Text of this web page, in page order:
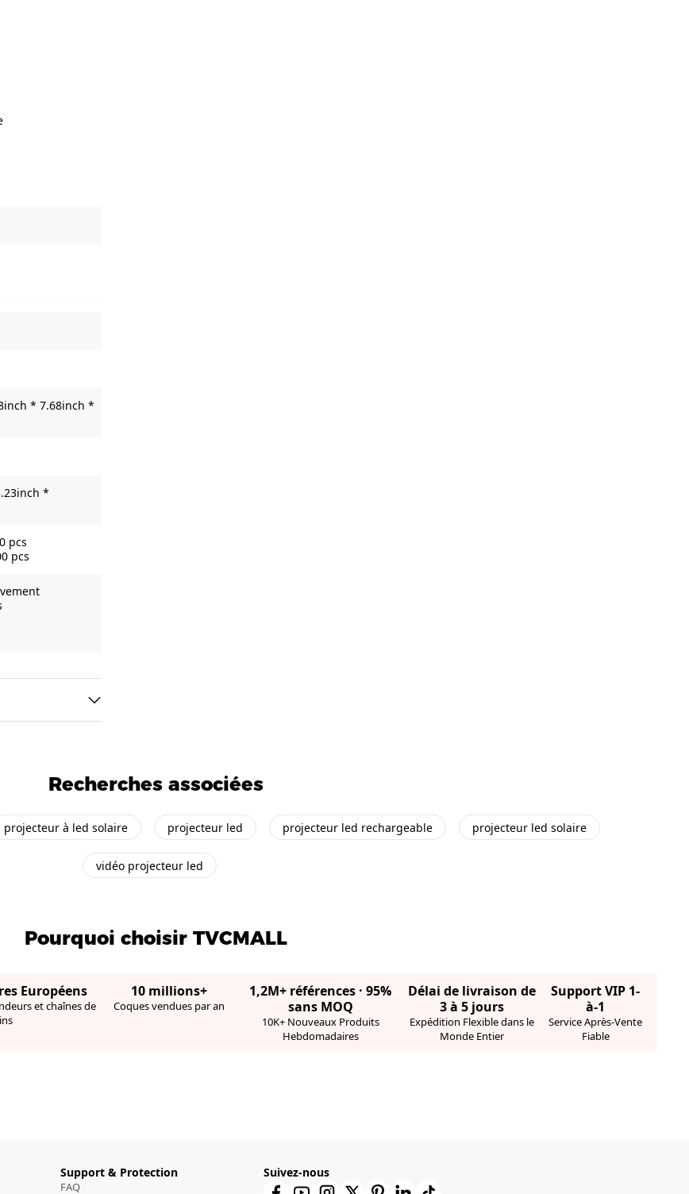
* 7.68inch *
*
pcs
pcs
Recherches associées
projecteur à led solaire projecteur led projecteur led rechargeable projecteur led solaire
vidéo projecteur led
Pourquoi choisir TVCMALL
Européens
et chaînes de
10 millions+
Coques vendues par an
1,2M+ références · 95%
sans MOQ
10K+ Nouveaux Produits
Hebdomadaires
Délai de livraison de
3 à 5 jours
Expédition Flexible dans le
Monde Entier
Support VIP 1-
à-1
Service Après-Vente
Fiable
Support & Protection
FAQ
Suivez-nous